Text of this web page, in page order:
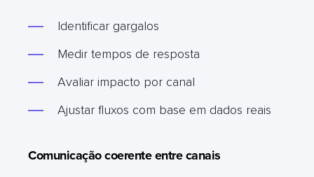
Identificar gargalos
Medir tempos de resposta
Avaliar impacto por canal
Ajustar fluxos com base em dados reais
Comunicação coerente entre canais